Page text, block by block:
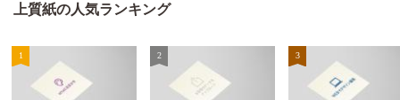
上質紙の人気ランキング